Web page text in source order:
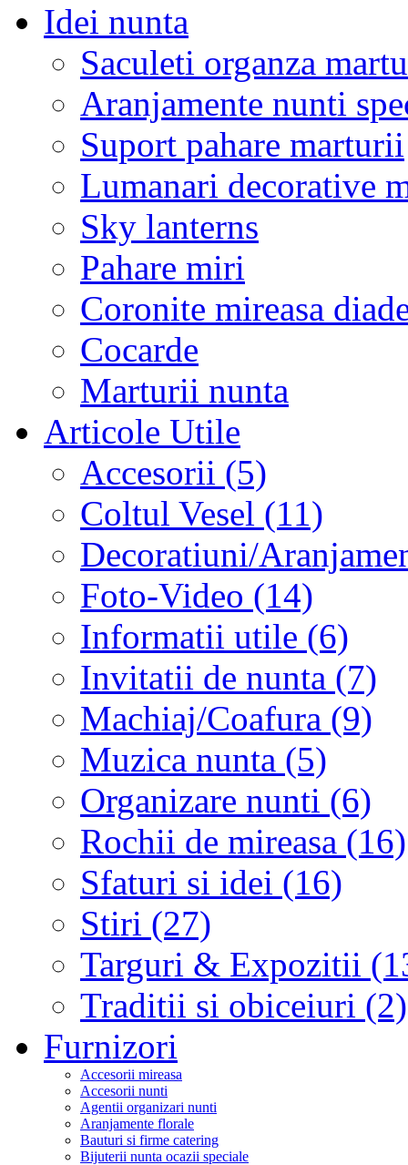
Idei nunta
Saculeti organza
Aranjamente nunti
Suport pahare marturii
Lumanari decorative
Sky lanterns
Pahare miri
Coronite mireasa
Cocarde
Marturii nunta
Articole Utile
Accesorii (5)
Coltul Vesel (11)
Decoratiuni/
Foto-Video (14)
Informatii utile (6)
Invitatii de nunta (7)
Machiaj/Coafura (9)
Muzica nunta (5)
Organizare nunti (6)
Rochii de mireasa (16)
Sfaturi si idei (16)
Stiri (27)
Targuri & Expozitii
Traditii si obiceiuri (2)
Furnizori
Accesorii mireasa
Accesorii nunti
Agentii organizari nunti
Aranjamente florale
Bauturi si firme catering
Bijuterii nunta ocazii speciale